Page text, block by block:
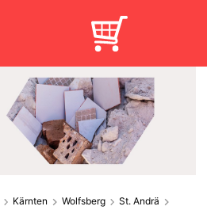
Kärnten Wolfsberg
St. Andrä